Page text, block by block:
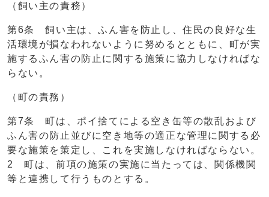
（飼い主の責務）
第6条 飼い主は、ふん害を防止し、住民の良好な生
活環境が損なわれないように努めるとともに、町が実
施するふん害の防止に関する施策に協力しなければな
らない。
（町の責務）
第7条 町は、ポイ捨てによる空き缶等の散乱および
ふん害の防止並びに空き地等の適正な管理に関する必
要な施策を策定し、これを実施しなければならない。
2 町は、前項の施策の実施に当たっては、関係機関
等と連携して行うものとする。